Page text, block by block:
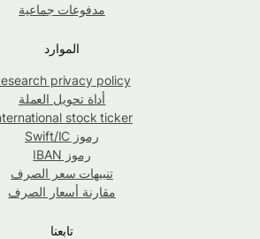
مدفوعات جماعية
الموارد
Research privacy policy
أداة تحويل العملة
International stock ticker
رموز Swift/IC
رموز IBAN
تنبيهات سعر الصرف
مقارنة أسعار الصرف
تابعنا